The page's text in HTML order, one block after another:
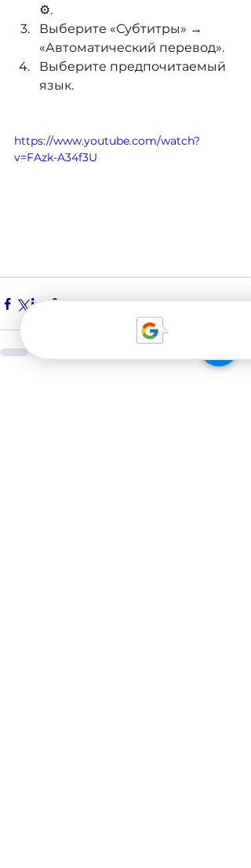
⚙️.
Выберите «Субтитры» →
«Автоматический перевод».
Выберите предпочитаемый
язык.
https://www.youtube.com/watch?
v=FAzk-A34f3U